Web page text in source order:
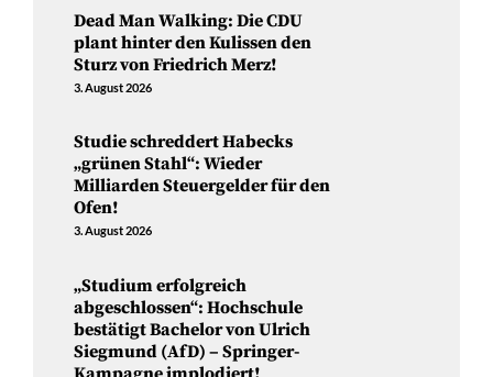
Dead Man Walking: Die CDU
plant hinter den Kulissen den
Sturz von Friedrich Merz!
3. August 2026
Studie schreddert Habecks
„grünen Stahl“: Wieder
Milliarden Steuergelder für den
Ofen!
3. August 2026
„Studium erfolgreich
abgeschlossen“: Hochschule
bestätigt Bachelor von Ulrich
Siegmund (AfD) – Springer-